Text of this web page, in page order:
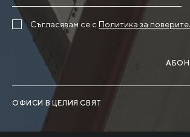
ОФИСИ В ЦЕЛИЯ СВЯТ
Съгласявам се с Политика за